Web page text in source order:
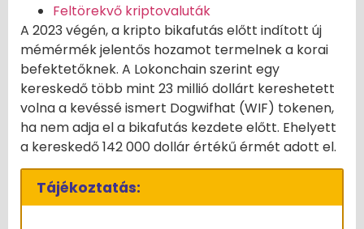
Feltörekvő kriptovaluták
A 2023 végén, a kripto bikafutás előtt indított új
mémérmék jelentős hozamot termelnek a korai
befektetőknek. A Lokonchain szerint egy
kereskedő több mint 23 millió dollárt kereshetett
volna a kevéssé ismert Dogwifhat (WIF) tokenen,
ha nem adja el a bikafutás kezdete előtt. Ehelyett
a kereskedő 142 000 dollár értékű érmét adott el.
Tájékoztatás: